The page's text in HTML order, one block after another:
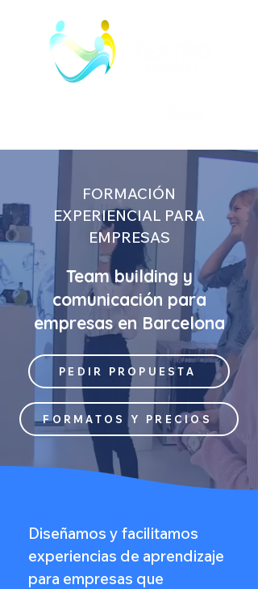
FORMACIÓN
EXPERIENCIAL PARA
EMPRESAS
Team building y
comunicación para
empresas en Barcelona
PEDIR PROPUESTA
FORMATOS Y PRECIOS
Diseñamos y facilitamos
experiencias de aprendizaje
para empresas que